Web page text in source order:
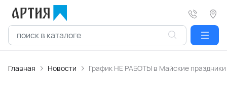
Главная Новости График НЕ РАБОТЫ в Майские